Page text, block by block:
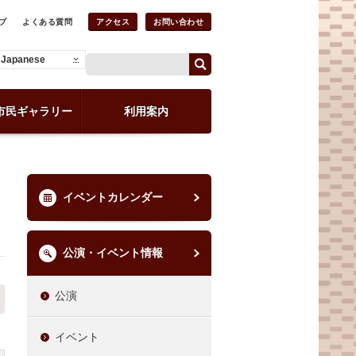
よくある質問 アクセス お問い合わせ
Japanese
民ギャラリー 利用案内
イベントカレンダー
公演・イベント情報
公演
イベント